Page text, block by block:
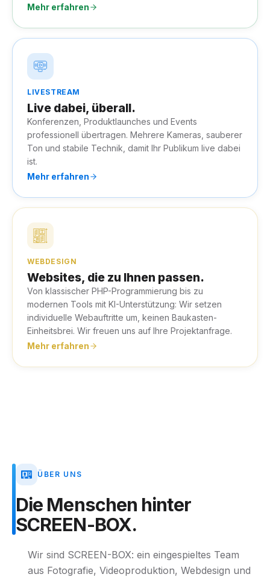
Mehr erfahren
LIVESTREAM
Live dabei, überall.
Konferenzen, Produktlaunches und Events
professionell übertragen. Mehrere Kameras, sauberer
Ton und stabile Technik, damit Ihr Publikum live dabei
ist.
Mehr erfahren
WEBDESIGN
Websites, die zu Ihnen passen.
Von klassischer PHP-Programmierung bis zu
modernen Tools mit KI-Unterstützung: Wir setzen
individuelle Webauftritte um, keinen Baukasten-
Einheitsbrei. Wir freuen uns auf Ihre Projektanfrage.
Mehr erfahren
ÜBER UNS
Die Menschen hinter
SCREEN-BOX.
Wir sind SCREEN-BOX: ein eingespieltes Team
aus Fotografie, Videoproduktion, Webdesign und